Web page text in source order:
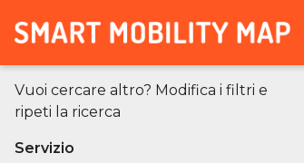
Vuoi cercare altro? Modifica i filtri e
ripeti la ricerca
Servizio